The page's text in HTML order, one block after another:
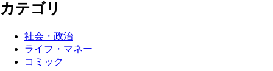
カテゴリ
社会・政治
ライフ・マネー
コミック